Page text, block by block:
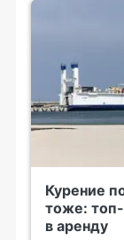
Курение
тоже:
в аренду